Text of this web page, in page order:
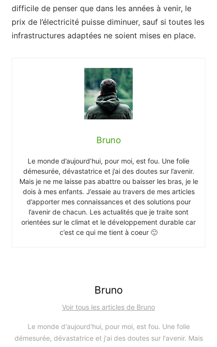
difficile de penser que dans les années à venir, le
prix de l’électricité puisse diminuer, sauf si toutes les
infrastructures adaptées ne soient mises en place.
Bruno
Le monde d’aujourd’hui, pour moi, est fou. Une folie
démesurée, dévastatrice et j’ai des doutes sur l’avenir.
Mais je ne me laisse pas abattre ou baisser les bras, je le
dois à mes enfants. J’essaie au travers de mes articles
d’apporter mes connaissances et des solutions pour
l’avenir de chacun. Les actualités que je traite sont
orientées sur le climat et le développement durable car
c’est ce qui me tient à coeur 🙂
Bruno
Voir tous les articles de Bruno
Le monde d'aujourd'hui, pour moi, est fou. Une folie
démesurée, dévastatrice et j'ai des doutes sur l'avenir. Mais